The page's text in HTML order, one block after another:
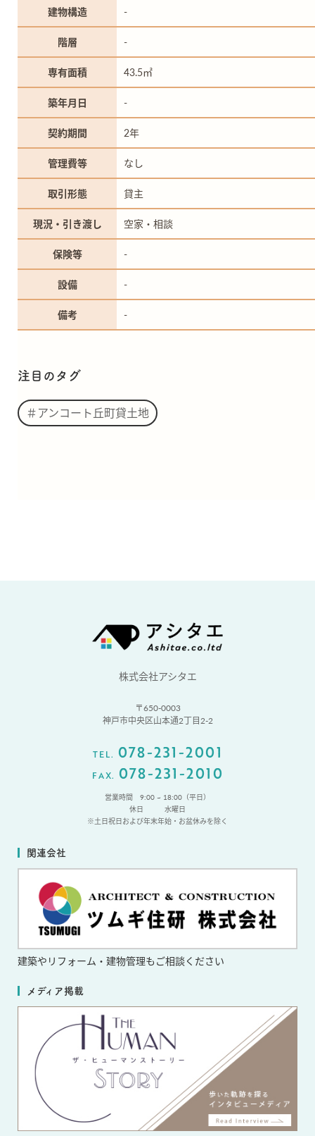
建物構造 -
階層 -
専有面積 43.5㎡
築年月日 -
契約期間 2年
管理費等 なし
取引形態 貸主
現況・引き渡し 空家・相談
保険等 -
設備 -
備考 -
注目のタグ
＃アンコート丘町貸土地
株式会社アシタエ
〒650-0003
神戸市中央区山本通2丁目2-2
TEL. 078-231-2001
FAX. 078-231-2010
営業時間 9:00 ~ 18:00（平日）
休日
水曜日
※土日祝日および年末年始・お盆休みを除く
関連会社
建築やリフォーム・ 建物管理もご相談ください
メディア掲載